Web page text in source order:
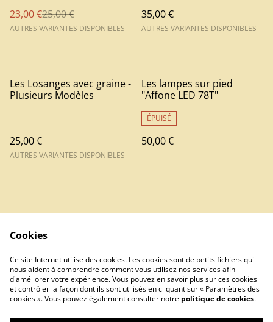
23,00 €25,00 €
AUTRES VARIANTES DISPONIBLES
35,00 €
AUTRES VARIANTES DISPONIBLES
Les Losanges avec graine -
Plusieurs Modèles
25,00 €
AUTRES VARIANTES DISPONIBLES
Les lampes sur pied
"Affone LED 78T"
ÉPUISÉ
50,00 €
Contact
Cookies
Ce site Internet utilise des cookies. Les cookies sont de petits fichiers qui
nous aident à comprendre comment vous utilisez nos services afin
d'améliorer votre expérience. Vous pouvez en savoir plus sur ces cookies
et contrôler la façon dont ils sont utilisés en cliquant sur « Paramètres des
cookies ». Vous pouvez également consulter notre politique de cookies.